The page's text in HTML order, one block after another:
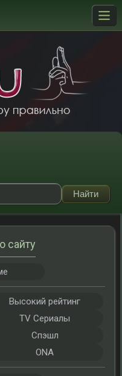
сайту
Высокий рейтинг
TV Сериалы
Спэшл
ONA